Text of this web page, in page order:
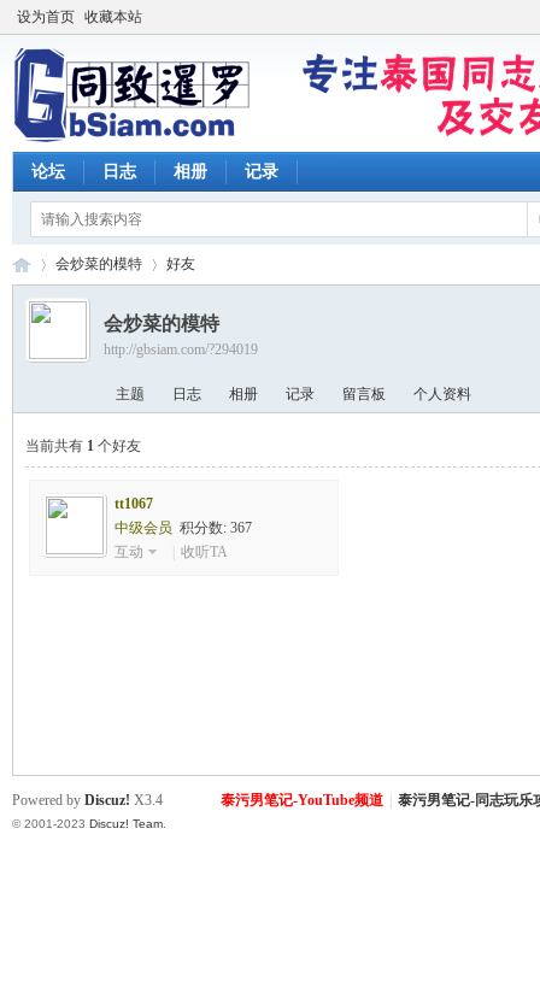
设为首页 收藏本站
论坛 日志 相册 记录
›
会炒菜的模特 好友
会炒菜的模特
http://gbsiam.com/?294019
主题 日志 相册 记录 留言板 个人资料
当前共有 1个好友
tt1067
中级会员 积分数: 367
互动
收听TA
泰污男笔记-YouTube频道 泰污男笔记-同志玩乐
Powered by Discuz! X3.4
© 2001-2023 Discuz! Team.